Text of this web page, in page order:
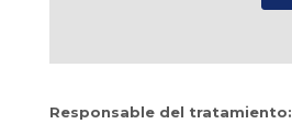
Responsable del tratamiento: